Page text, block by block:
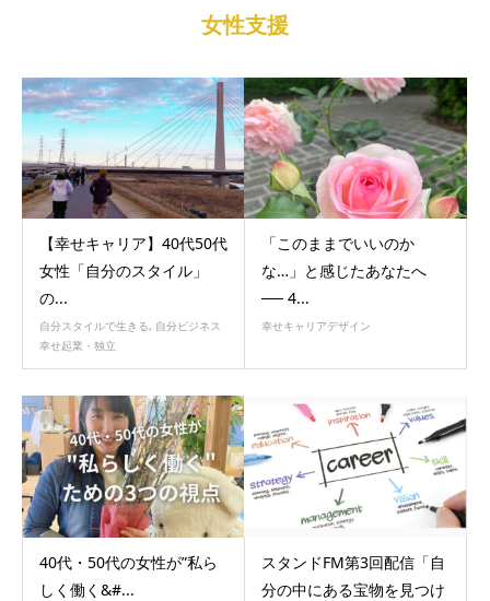
女性支援
【幸せキャリア】40代50代
女性「自分のスタイル」
の...
自分スタイルで生きる, 自分ビジネス
幸せ起業・独立
「このままでいいのか
な…」と感じたあなたへ
── 4...
幸せキャリアデザイン
40代・50代の女性が”私ら
しく働く&#...
スタンドFM第3回配信「自
分の中にある宝物を見つけ